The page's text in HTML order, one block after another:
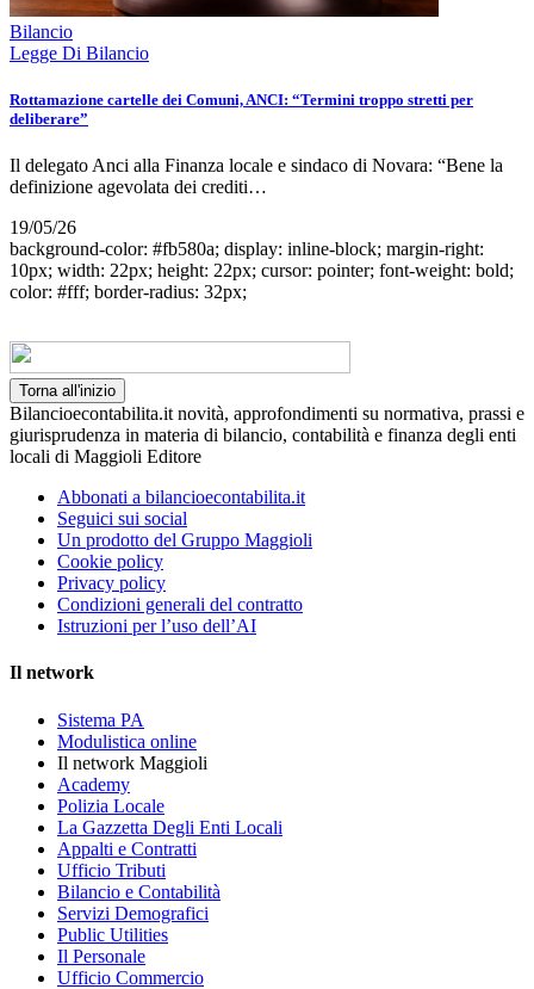
Bilancio
Legge Di Bilancio
Rottamazione cartelle dei Comuni, ANCI: “Termini troppo stretti per
deliberare”
Il delegato Anci alla Finanza locale e sindaco di Novara: “Bene la
definizione agevolata dei crediti…
19/05/26
background-color: #fb580a; display: inline-block; margin-right:
10px; width: 22px; height: 22px; cursor: pointer; font-weight: bold;
color: #fff; border-radius: 32px;
Torna all'inizio
Bilancioecontabilita.it novità, approfondimenti su normativa, prassi e
giurisprudenza in materia di bilancio, contabilità e finanza degli enti
locali di Maggioli Editore
Abbonati a bilancioecontabilita.it
Seguici sui social
Un prodotto del Gruppo Maggioli
Cookie policy
Privacy policy
Condizioni generali del contratto
Istruzioni per l’uso dell’AI
Il network
Sistema PA
Modulistica online
Il network Maggioli
Academy
Polizia Locale
La Gazzetta Degli Enti Locali
Appalti e Contratti
Ufficio Tributi
Bilancio e Contabilità
Servizi Demografici
Public Utilities
Il Personale
Ufficio Commercio